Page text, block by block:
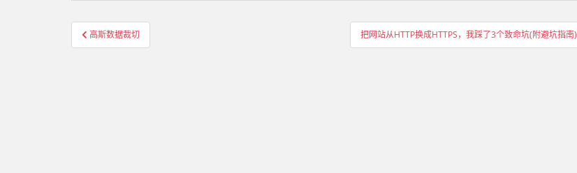
文章导航
高斯数据裁切 把网站从HTTP换成HTTPS，我踩了3个致命坑(附避坑指南)